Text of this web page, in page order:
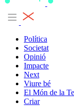
Política
Societat
Opinió
Impacte
Next
Viure bé
El Món de la
Criar